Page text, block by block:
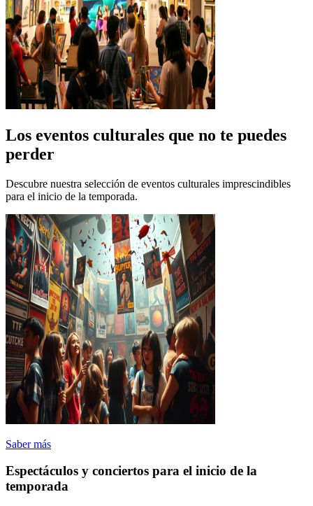
Los eventos culturales que no te puedes
perder
Descubre nuestra selección de eventos culturales imprescindibles
para el inicio de la temporada.
Saber más
Espectáculos y conciertos para el inicio de la
temporada